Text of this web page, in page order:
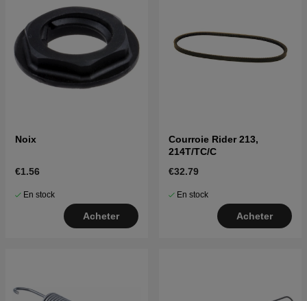
Noix
€1.56
En stock
Acheter
Courroie Rider 213,
214T/TC/C
€32.79
En stock
Acheter